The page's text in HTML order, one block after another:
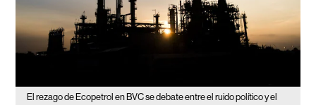
El rezago de Ecopetrol en BVC se debate entre el ruido político y el